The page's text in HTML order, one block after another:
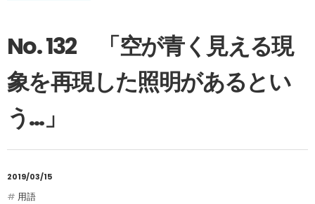
No. 132 「空が青く見える現
象を再現した照明があるとい
う…」
2019/03/15
用語